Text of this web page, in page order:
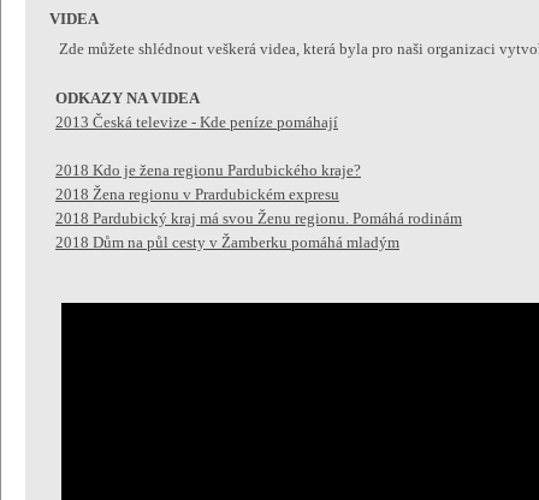
VIDEA
Zde můžete shlédnout veškerá videa, která byla pro naši organizaci
ODKAZY NA VIDEA
2013 Česká televize - Kde peníze pomáhají
2018 Kdo je žena regionu Pardubického kraje?
2018 Žena regionu v Prardubickém expresu
2018 Pardubický kraj má svou Ženu regionu. Pomáhá rodinám
2018 Dům na půl cesty v Žamberku pomáhá mladým